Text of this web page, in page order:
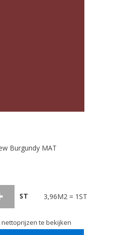
Burgundy MAT
ST 3,96M2 = 1ST
te bekijken